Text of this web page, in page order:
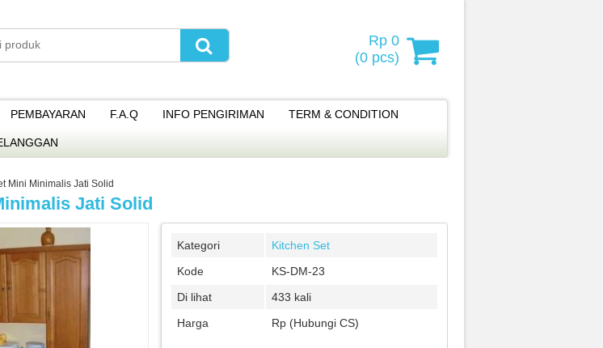
Rp 0
(0 pcs)
PEMBAYARAN F.A.Q INFO PENGIRIMAN TERM & CONDITION
Mini Minimalis Jati Solid
Jati Solid
Kategori
Kitchen Set
Kode
KS-DM-23
Di lihat
433 kali
Harga
Rp (Hubungi CS)